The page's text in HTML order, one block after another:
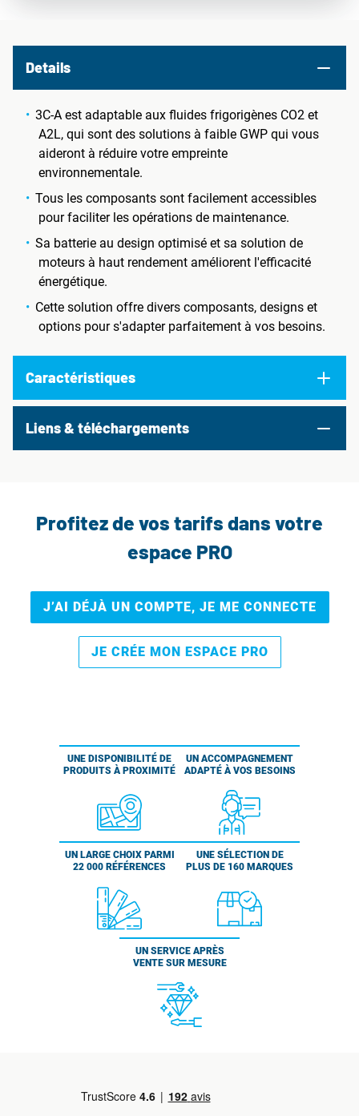
Details
3C-A est adaptable aux fluides frigorigènes CO2 et
A2L, qui sont des solutions à faible GWP qui vous
aideront à réduire votre empreinte
environnementale.
Tous les composants sont facilement accessibles
pour faciliter les opérations de maintenance.
Sa batterie au design optimisé et sa solution de
moteurs à haut rendement améliorent l'efficacité
énergétique.
Cette solution offre divers composants, designs et
options pour s'adapter parfaitement à vos besoins.
Caractéristiques
Liens & téléchargements
Profitez de vos tarifs dans votre
espace PRO
J’AI DÉJÀ UN COMPTE, JE ME CONNECTE
JE CRÉE MON ESPACE PRO
UNE DISPONIBILITÉ DE
PRODUITS À PROXIMITÉ
UN ACCOMPAGNEMENT
ADAPTÉ À VOS BESOINS
UN LARGE CHOIX PARMI
22 000 RÉFÉRENCES
UNE SÉLECTION DE
PLUS DE 160 MARQUES
UN SERVICE APRÈS
VENTE SUR MESURE